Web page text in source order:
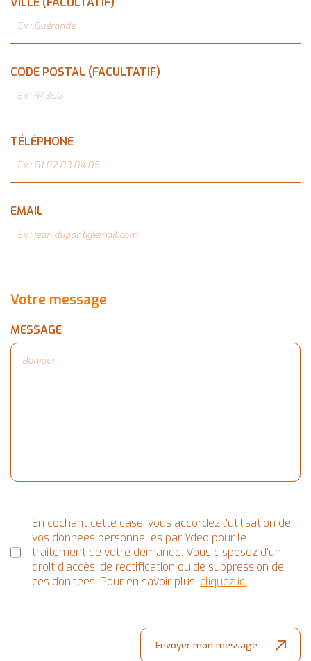
CODE POSTAL (FACULTATIF)
TÉLÉPHONE
EMAIL
Votre message
MESSAGE
En cochant cette case, vous accordez l'utilisation de
vos données personnelles par Ydeo pour le
traitement de votre demande. Vous disposez d'un
droit d'accès, de rectification ou de suppression de
ces données. Pour en savoir plus, cliquez ici